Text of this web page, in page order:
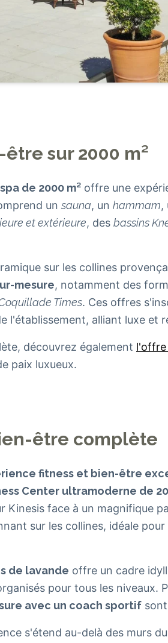
sur 2000 m²
spa de 2000 m² offre une
unsauna, un hammam,
et extérieure, des bassins
sur les collines
mesure, notamment des
Times. Ces offres
l'établissement, alliant luxe et
découvrez également l'offre
paix luxueux.
être complète
fitness et bien-être
Center ultramoderne de
Kinesis face à un magnifique
sur les collines, idéale
de lavande offre un cadre
pour tous les niveaux.
avec un coach sportif
s'étend au-delà des murs